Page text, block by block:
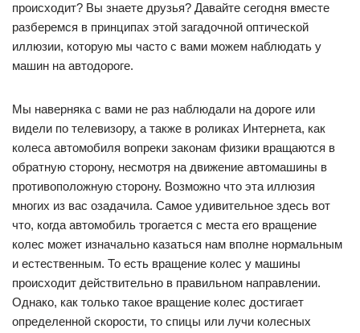
происходит? Вы знаете друзья? Давайте сегодня вместе
разберемся в принципах этой загадочной оптической
иллюзии, которую мы часто с вами можем наблюдать у
машин на автодороге.
Мы наверняка с вами не раз наблюдали на дороге или
видели по телевизору, а также в роликах Интернета, как
колеса автомобиля вопреки законам физики вращаются в
обратную сторону, несмотря на движение автомашины в
противоположную сторону. Возможно что эта иллюзия
многих из вас озадачила. Самое удивительное здесь вот
что, когда автомобиль трогается с места его вращение
колес может изначально казаться нам вполне нормальным
и естественным. То есть вращение колес у машины
происходит действительно в правильном направлении.
Однако, как только такое вращение колес достигает
определенной скорости, то спицы или лучи колесных